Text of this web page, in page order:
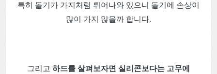
특히 돌기가 가지처럼 튀어나와 있으니 돌기에 손상이
많이 가지 않을까 합니다.
그리고 하드를 살펴보자면 실리콘보다는 고무에